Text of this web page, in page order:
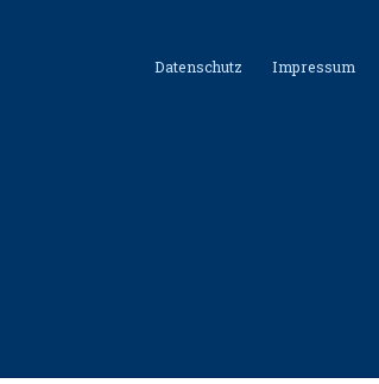
Datenschutz Impressum